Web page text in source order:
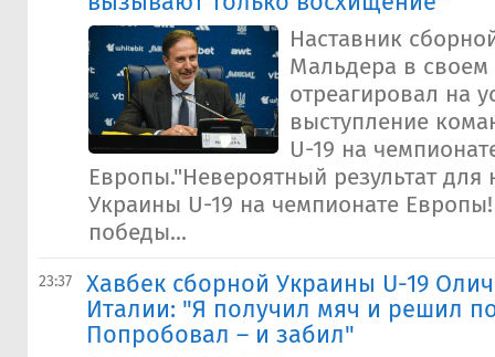
Наставник
Мальдера в своем
отреагировал на
выступление
U-19 на
Европы."Невероятный результат
Украины U-19 на чемпионате
победы...
23:37
Хавбек сборной Украины U-19
Италии: "Я получил мяч и решил
Попробовал – и забил"